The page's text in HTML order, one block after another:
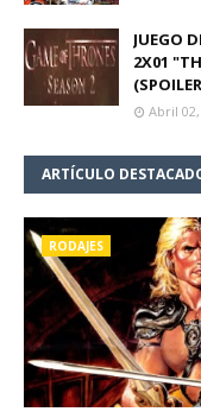
JUEGO
2X01
Abril 02,
ARTÍCULO
RODAJES